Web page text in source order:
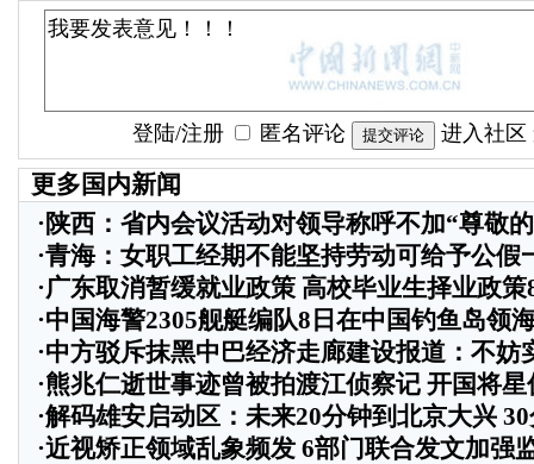
登陆/注册 匿名评论 进入社区
更多国内新闻
·陕西：省内会议活动对领导称呼不加“尊敬
·青海：女职工经期不能坚持劳动可给予公假
·广东取消暂缓就业政策 高校毕业生择业政策
·中国海警2305舰艇编队8日在中国钓鱼岛领
·中方驳斥抹黑中巴经济走廊建设报道：不妨
·熊兆仁逝世事迹曾被拍渡江侦察记 开国将星
·解码雄安启动区：未来20分钟到北京大兴
·近视矫正领域乱象频发 6部门联合发文加强